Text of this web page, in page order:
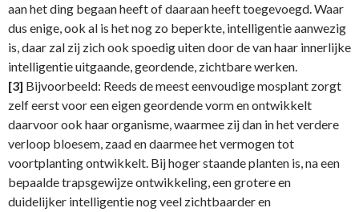
aan het ding begaan heeft of daaraan heeft toegevoegd. Waar
dus enige, ook al is het nog zo beperkte, intelligentie aanwezig
is, daar zal zij zich ook spoedig uiten door de van haar innerlijke
intelligentie uitgaande, geordende, zichtbare werken.
[3] Bijvoorbeeld: Reeds de meest eenvoudige mosplant zorgt
zelf eerst voor een eigen geordende vorm en ontwikkelt
daarvoor ook haar organisme, waarmee zij dan in het verdere
verloop bloesem, zaad en daarmee het vermogen tot
voortplanting ontwikkelt. Bij hoger staande planten is, na een
bepaalde trapsgewijze ontwikkeling, een grotere en
duidelijker intelligentie nog veel zichtbaarder en